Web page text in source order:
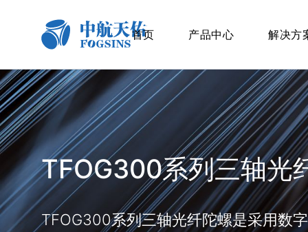
首页 产品中心 解决方
TFOG300系列三轴光
TFOG300系列三轴光纤陀螺是采用数